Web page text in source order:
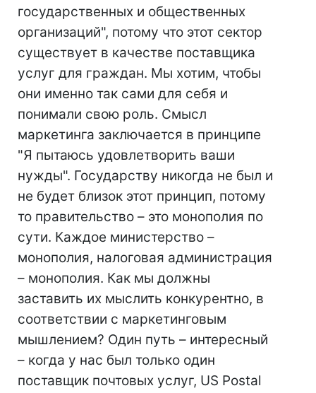
государственных и общественных
организаций", потому что этот сектор
существует в качестве поставщика
услуг для граждан. Мы хотим, чтобы
они именно так сами для себя и
понимали свою роль. Смысл
маркетинга заключается в принципе
"Я пытаюсь удовлетворить ваши
нужды". Государству никогда не был и
не будет близок этот принцип, потому
то правительство – это монополия по
сути. Каждое министерство –
монополия, налоговая администрация
– монополия. Как мы должны
заставить их мыслить конкурентно, в
соответствии с маркетинговым
мышлением? Один путь – интересный
– когда у нас был только один
поставщик почтовых услуг, US Postal